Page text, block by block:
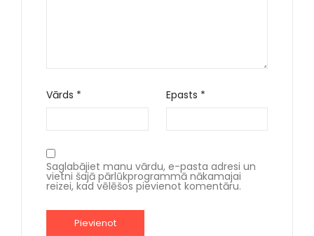
Vārds * Epasts *
Saglabājiet manu vārdu, e-pasta adresi un
vietni šajā pārlūkprogrammā nākamajai
reizei, kad vēlēšos pievienot komentāru.